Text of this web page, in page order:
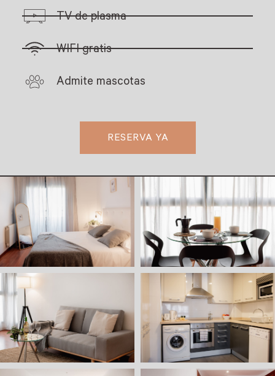
TV de plasma
WIFI gratis
Admite mascotas
RESERVA YA